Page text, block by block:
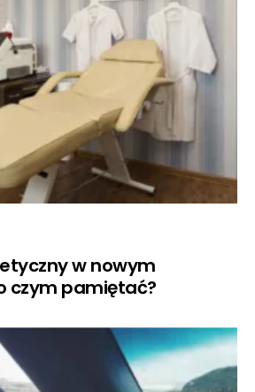
w nowym
czym pamiętać?